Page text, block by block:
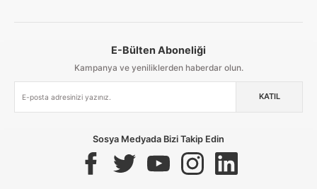
Kolay İade & Değişim Güvenli Alışveriş
Güvenli Paketleme Taksit / Havale İle Alışveriş Kolay İade & Değişim
E-Bülten Aboneliği
Kampanya ve yeniliklerden haberdar olun.
KATIL
Sosya Medyada Bizi Takip Edin